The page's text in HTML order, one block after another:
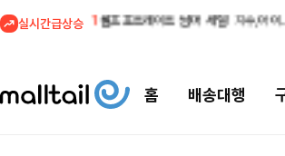
실시간급상승
2
조마샵)
5
홈 배송대행